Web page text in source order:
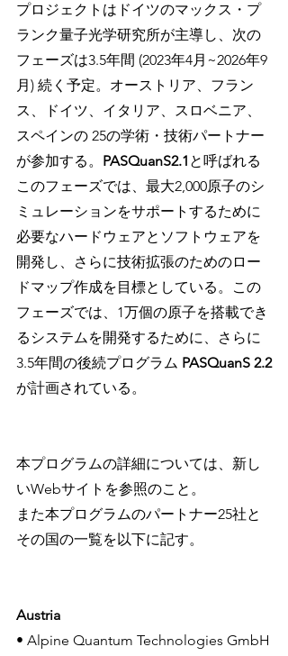
プロジェクトはドイツのマックス・プ
ランク量子光学研究所が主導し、次の
フェーズは3.5年間 (2023年4月~2026年9
月) 続く予定。オーストリア、フラン
ス、ドイツ、イタリア、スロベニア、
スペインの 25の学術・技術パートナー
が参加する。 PASQuanS2.1 と呼ばれる
このフェーズでは、最大2,000原子のシ
ミュレーションをサポートするために
必要なハードウェアとソフトウェアを
開発し、さらに技術拡張のためのロー
ドマップ作成を目標としている。この
フェーズでは、1万個の原子を搭載でき
るシステムを開発するために、さらに
3.5年間の後続プログラム PASQuanS 2.2
が計画されている。
本プログラムの詳細については、新し
いWebサイトを参照のこと。
また本プログラムのパートナー25社と
その国の一覧を以下に記す。
Austria
• Alpine Quantum Technologies GmbH